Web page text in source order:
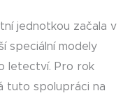
jednotkou začala v
speciální modely
letectví. Pro rok
tuto spolupráci na